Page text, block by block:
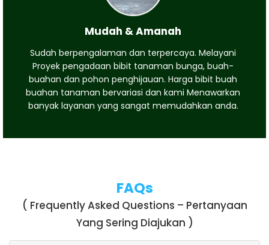
Mudah & Amanah
Sudah berpengalaman dan terpercaya. Melayani
Proyek pengadaan bibit tanaman bunga, buah-
buahan dan pohon penghijauan. Harga bibit buah
buahan tanaman bervariasi dan kami Menawarkan
banyak layanan yang sangat memudahkan anda.
FAQs
( Frequently Asked Questions – Pertanyaan
Yang Sering Diajukan )